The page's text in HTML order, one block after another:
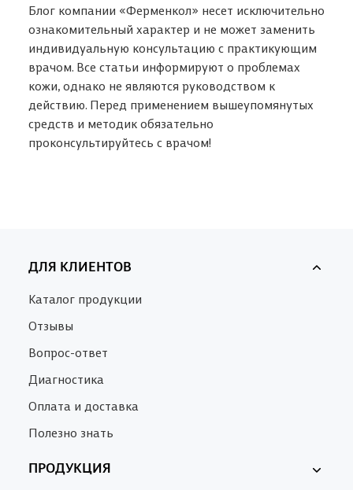
Блог компании «Ферменкол» несет исключительно
ознакомительный характер и не может заменить
индивидуальную консультацию с практикующим
врачом. Все статьи информируют о проблемах
кожи, однако не являются руководством к
действию. Перед применением вышеупомянутых
средств и методик обязательно
проконсультируйтесь с врачом!
ДЛЯ КЛИЕНТОВ
Каталог продукции
Отзывы
Вопрос-ответ
Диагностика
Оплата и доставка
Полезно знать
ПРОДУКЦИЯ